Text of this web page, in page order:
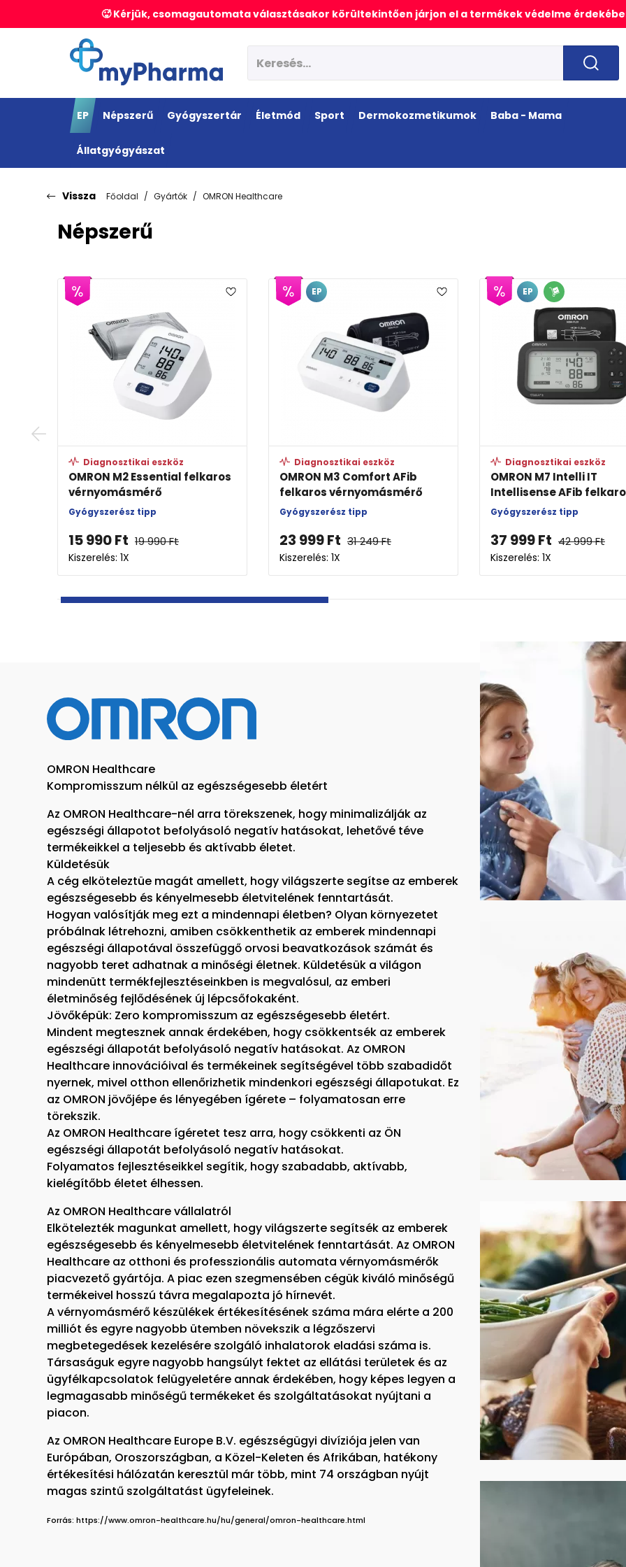
🥵 Kérjük, csomagautomata választásakor körültekintően járjon el a termékek védelme
EP Népszerű Gyógyszertár Életmód Sport Dermokozmetikumok Baba - Mama
Állatgyógyászat
Vissza Főoldal Gyártók OMRON Healthcare
Népszerű
Diagnosztikai eszköz
OMRON M2+ Intellisense
felkaros vérnyomásmérő
Gyógyszerész tipp
18 990Ft
Kiszerelés: 1X
Diagnosztikai eszköz
OMRON M4 Connect AFib
felkaros okos-vérnyomásm...
Gyógyszerész tipp
27 999Ft 34 980Ft
Kiszerelés: 1X
EP
Diagnosztikai eszköz
OMRON Flex Temp Smart
digitális lázmérő
3 399Ft
Kiszerelés: 1X
EP
OMRON Healthcare
Kompromisszum nélkül az egészségesebb életért
Az OMRON Healthcare-nél arra törekszenek, hogy minimalizálják az
egészségi állapotot befolyásoló negatív hatásokat, lehetővé téve
termékeikkel a teljesebb és aktívabb életet.
Küldetésük
A cég elköteleztüe magát amellett, hogy világszerte segítse az emberek
egészségesebb és kényelmesebb életvitelének fenntartását.
Hogyan valósítják meg ezt a mindennapi életben? Olyan környezetet
próbálnak létrehozni, amiben csökkenthetik az emberek mindennapi
egészségi állapotával összefüggő orvosi beavatkozások számát és
nagyobb teret adhatnak a minőségi életnek. Küldetésük a világon
mindenütt termékfejlesztéseinkben is megvalósul, az emberi
életminőség fejlődésének új lépcsőfokaként.
Jövőképük: Zero kompromisszum az egészségesebb életért.
Mindent megtesznek annak érdekében, hogy csökkentsék az emberek
egészségi állapotát befolyásoló negatív hatásokat. Az OMRON
Healthcare innovációival és termékeinek segítségével több szabadidőt
nyernek, mivel otthon ellenőrizhetik mindenkori egészségi állapotukat. Ez
az OMRON jövőjépe és lényegében ígérete – folyamatosan erre
törekszik.
Az OMRON Healthcare ígéretet tesz arra, hogy csökkenti az ÖN
egészségi állapotát befolyásoló negatív hatásokat.
Folyamatos fejlesztéseikkel segítik, hogy szabadabb, aktívabb,
kielégítőbb életet élhessen.
Az OMRON Healthcare vállalatról
Elkötelezték magunkat amellett, hogy világszerte segítsék az emberek
egészségesebb és kényelmesebb életvitelének fenntartását. Az OMRON
Healthcare az otthoni és professzionális automata vérnyomásmérők
piacvezető gyártója. A piac ezen szegmensében cégük kiváló minőségű
termékeivel hosszú távra megalapozta jó hírnevét.
A vérnyomásmérő készülékek értékesítésének száma mára elérte a 200
milliót és egyre nagyobb ütemben növekszik a légzőszervi
megbetegedések kezelésére szolgáló inhalatorok eladási száma is.
Társaságuk egyre nagyobb hangsúlyt fektet az ellátási területek és az
ügyfélkapcsolatok felügyeletére annak érdekében, hogy képes legyen a
legmagasabb minőségű termékeket és szolgáltatásokat nyújtani a
piacon.
Az OMRON Healthcare Europe B.V. egészségügyi divíziója jelen van
Európában, Oroszországban, a Közel-Keleten és Afrikában, hatékony
értékesítési hálózatán keresztül már több, mint 74 országban nyújt
magas szintű szolgáltatást ügyfeleinek.
Forrás: https://www.omron-healthcare.hu/hu/general/omron-healthcare.html